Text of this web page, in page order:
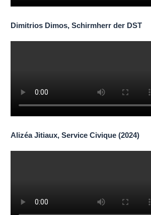
Dimitrios Dimos, Schirmherr der DST
Alizéa Jitiaux, Service Civique (2024)